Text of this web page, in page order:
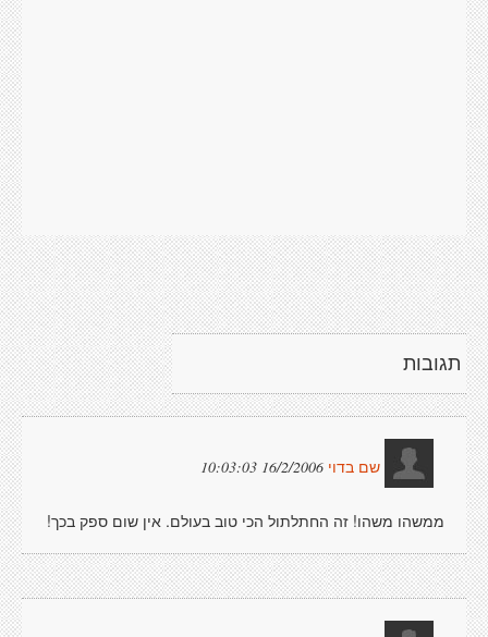
תגובות
שם בדוי 16/2/2006 10:03:03
ממשהו משהו! זה החתלתול הכי טוב בעולם. אין שום ספק בכך!